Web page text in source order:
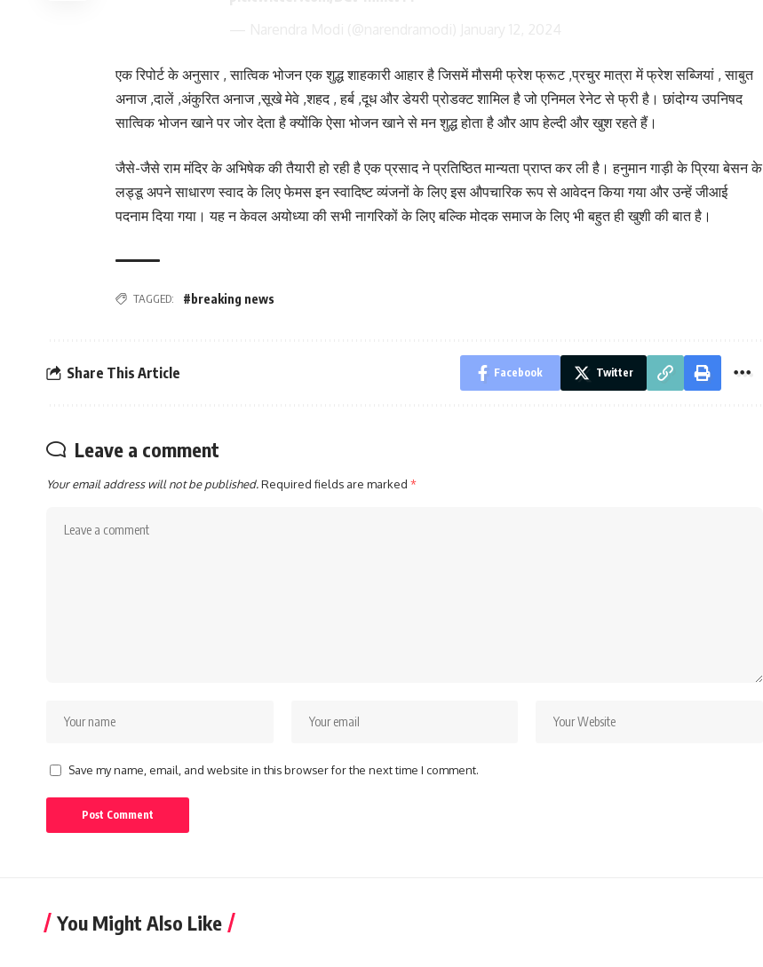
एक रिपोर्ट के अनुसार , सात्विक भोजन एक शुद्ध शाहकारी आहार है जिसमें मौसमी फ्रेश फ्रूट ,प्रचुर मात्रा में फ्रेश सब्जियां , साबुत
अनाज ,दालें ,अंकुरित अनाज ,सूखे मेवे ,शहद , हर्ब ,दूध और डेयरी प्रोडक्ट शामिल है जो एनिमल रेनेट से फ्री है। छांदोग्य उपनिषद
सात्विक भोजन खाने पर जोर देता है क्योंकि ऐसा भोजन खाने से मन शुद्ध होता है और आप हेल्दी और खुश रहते हैं।
जैसे-जैसे राम मंदिर के अभिषेक की तैयारी हो रही है एक प्रसाद ने प्रतिष्ठित मान्यता प्राप्त कर ली है। हनुमान गाड़ी के प्रिया बेसन के
लड्डू अपने साधारण स्वाद के लिए फेमस इन स्वादिष्ट व्यंजनों के लिए इस औपचारिक रूप से आवेदन किया गया और उन्हें जीआई
पदनाम दिया गया। यह न केवल अयोध्या की सभी नागरिकों के लिए बल्कि मोदक समाज के लिए भी बहुत ही खुशी की बात है।
TAGGED: #breaking news
Share This Article Facebook Twitter
Leave a comment
Your email address will not be published.Required fields are marked *
Save my name, email, and website in this browser for the next time I comment.
You Might Also Like